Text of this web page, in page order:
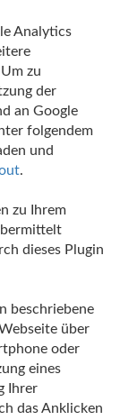
Analytics
zu
der
an Google
folgendem
und
.
zu Ihrem
dieses Plugin
beschriebene
über
oder
eines
Ihrer
das Anklicken